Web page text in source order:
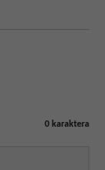
0 karaktera